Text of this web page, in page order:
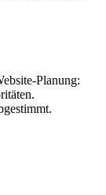
Planung: